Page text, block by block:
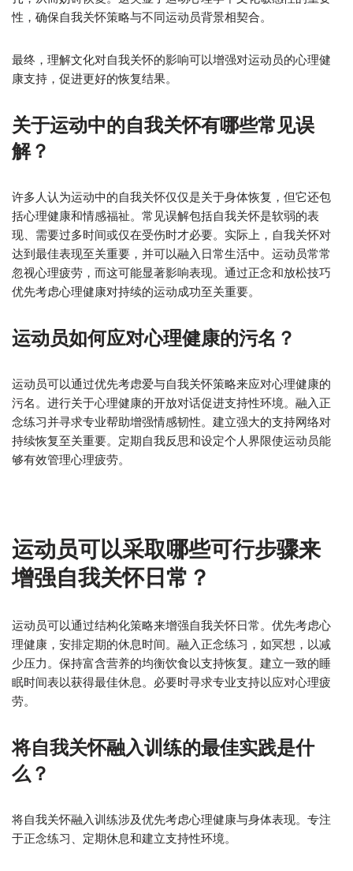
性，确保自我关怀策略与不同运动员背景相契合。
最终，理解文化对自我关怀的影响可以增强对运动员的心理健
康支持，促进更好的恢复结果。
关于运动中的自我关怀有哪些常见误
解？
许多人认为运动中的自我关怀仅仅是关于身体恢复，但它还包
括心理健康和情感福祉。常见误解包括自我关怀是软弱的表
现、需要过多时间或仅在受伤时才必要。实际上，自我关怀对
达到最佳表现至关重要，并可以融入日常生活中。运动员常常
忽视心理疲劳，而这可能显著影响表现。通过正念和放松技巧
优先考虑心理健康对持续的运动成功至关重要。
运动员如何应对心理健康的污名？
运动员可以通过优先考虑爱与自我关怀策略来应对心理健康的
污名。进行关于心理健康的开放对话促进支持性环境。融入正
念练习并寻求专业帮助增强情感韧性。建立强大的支持网络对
持续恢复至关重要。定期自我反思和设定个人界限使运动员能
够有效管理心理疲劳。
运动员可以采取哪些可行步骤来
增强自我关怀日常？
运动员可以通过结构化策略来增强自我关怀日常。优先考虑心
理健康，安排定期的休息时间。融入正念练习，如冥想，以减
少压力。保持富含营养的均衡饮食以支持恢复。建立一致的睡
眠时间表以获得最佳休息。必要时寻求专业支持以应对心理疲
劳。
将自我关怀融入训练的最佳实践是什
么？
将自我关怀融入训练涉及优先考虑心理健康与身体表现。专注
于正念练习、定期休息和建立支持性环境。